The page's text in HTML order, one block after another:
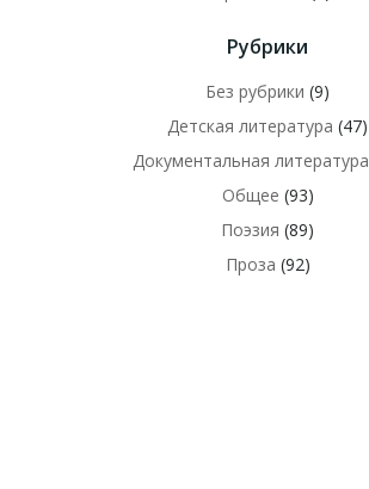
Рубрики
Без рубрики (9)
Детская литература (47)
Документальная литература
Общее (93)
Поэзия (89)
Проза (92)